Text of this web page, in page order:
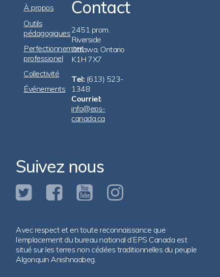
Footer
Navigation
À propos
Outils
pédagogiques
Perfectionnement
professionel
Collectivité
Événements
Contact
2451 prom.
Riverside
Ottawa, Ontario
K1H 7X7
Tel: (613) 523-
1348
Courriel:
info@eps-
canada.ca
Suivez nous
Avec respect et en toute reconnaissance que
l’emplacement du bureau national d’EPS Canada est
situé sur les terres non cédées traditionnelles du peuple
Algonquin Anishnaabeg.